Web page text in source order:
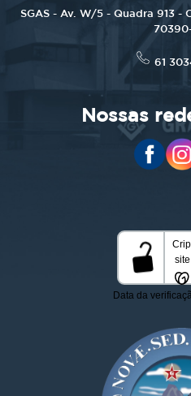
SGAS - Av. W/5 - Quadra 913 -
61
Nossas